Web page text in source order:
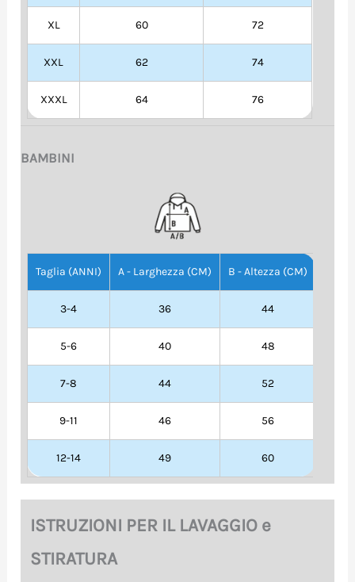
XL 60 72
XXL 62 74
XXXL 64 76
BAMBINI
Taglia (ANNI) A - Larghezza (CM) B - Altezza (CM)
3-4 36 44
5-6 40 48
7-8 44 52
9-11 46 56
12-14 49 60
ISTRUZIONI PER IL LAVAGGIO e
STIRATURA